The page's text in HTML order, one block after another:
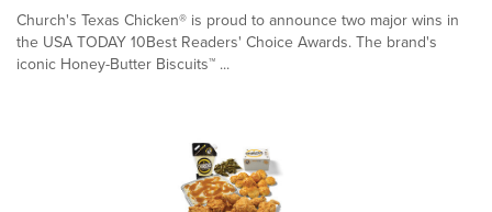
Church's Texas Chicken® is proud to announce two major wins in
the USA TODAY 10Best Readers' Choice Awards. The brand's
iconic Honey-Butter Biscuits™ ...